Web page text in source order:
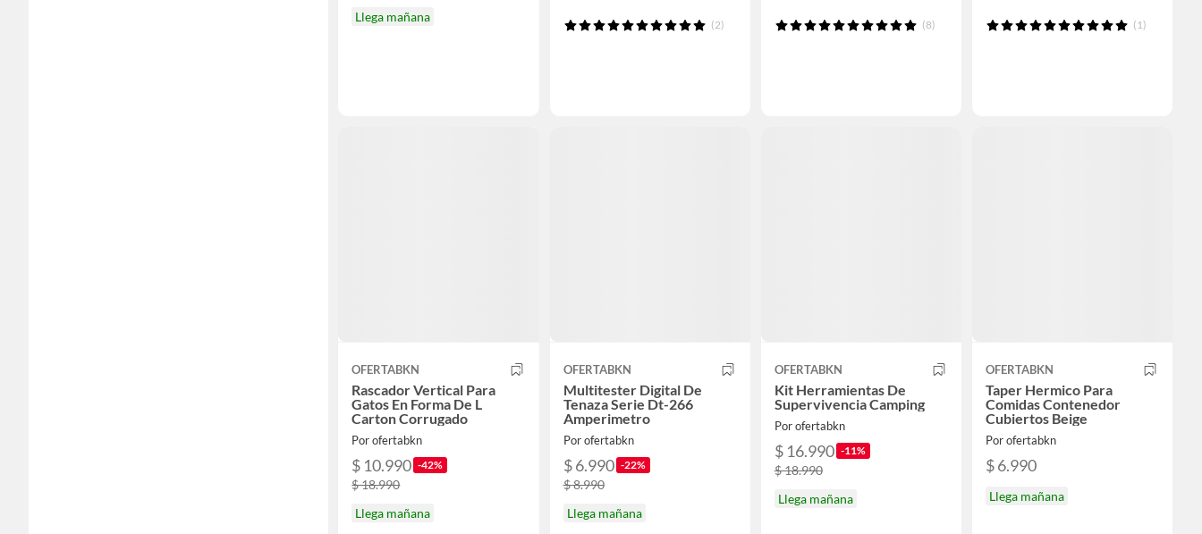
Llega mañana
(2) (8) (1)
OFERTABKN
Rascador Vertical Para
Gatos En Forma De L
Carton Corrugado
Por ofertabkn
$ 10.990 -42%
$ 18.990
Llega mañana
OFERTABKN
Multitester Digital De
Tenaza Serie Dt-266
Amperimetro
Por ofertabkn
$ 6.990 -22%
$ 8.990
Llega mañana
OFERTABKN
Kit Herramientas De
Supervivencia Camping
Por ofertabkn
$ 16.990 -11%
$ 18.990
Llega mañana
OFERTABKN
Taper Hermico Para
Comidas Contenedor
Cubiertos Beige
Por ofertabkn
$ 6.990
Llega mañana